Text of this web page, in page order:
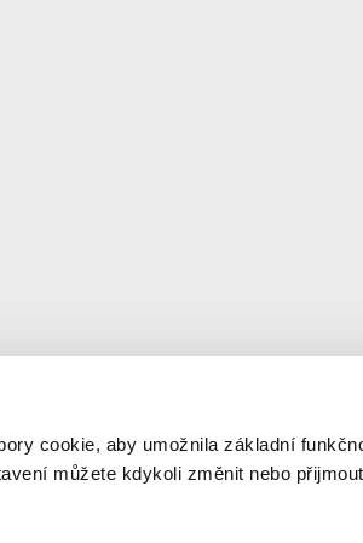
cookie, aby umožnila základní
můžete kdykoli změnit nebo
na váš e-mail
©